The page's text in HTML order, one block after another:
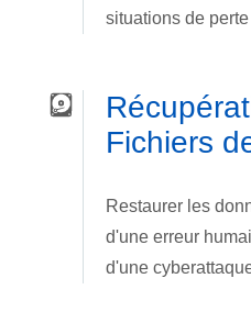
situations de
Fichiers
Restaurer les
d'une erreur
d'une